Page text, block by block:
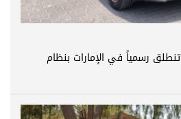
سوزوكي أكروس 2026 تنطلق رسمياً في الإمارات بنظام